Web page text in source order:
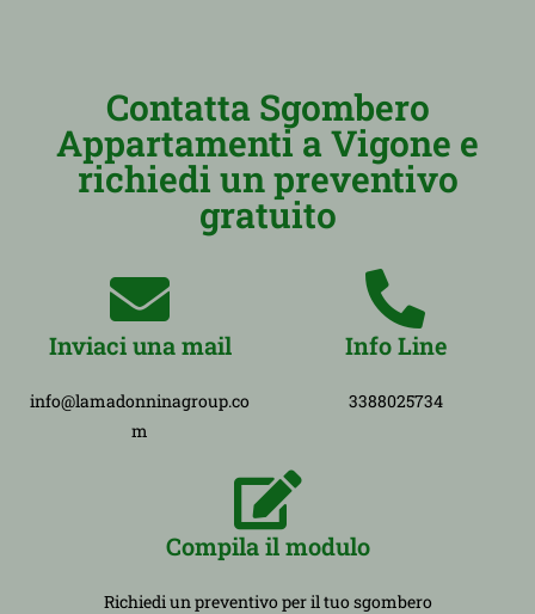
Contatta Sgombero
Appartamenti a Vigone e
richiedi un preventivo
gratuito
Inviaci una mail
info@lamadonninagroup.co
m
Info Line
3388025734
Compila il modulo
Richiedi un preventivo per il tuo sgombero